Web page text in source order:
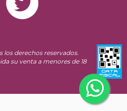
los derechos reservados.
su venta a menores de 18